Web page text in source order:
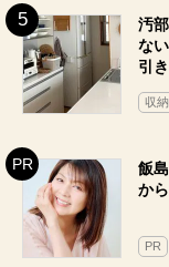
汚
な
引
収納
飯
か
PR